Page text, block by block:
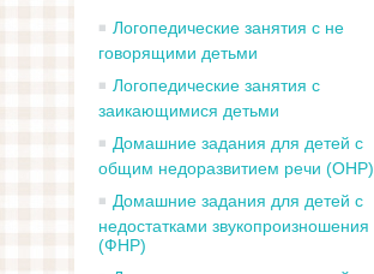
Логопедические занятия с не
говорящими детьми
Логопедические занятия с
заикающимися детьми
Домашние задания для детей с
общим недоразвитием речи (ОНР)
Домашние задания для детей с
недостатками звукопроизношения
(ФНР)